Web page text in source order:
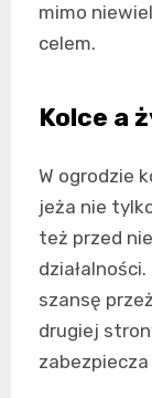
mimo
celem.
Kolce a
W ogrodzie
jeża nie
też przed
szansę
drugiej
zabezpiecza